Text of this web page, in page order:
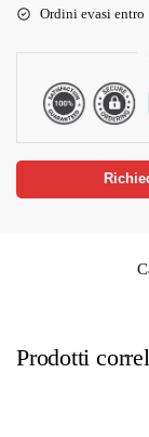
Ordini evasi entro
Prodotti